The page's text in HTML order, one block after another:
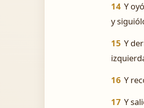
14 Y
y
15 Y
16 Y
17 Y